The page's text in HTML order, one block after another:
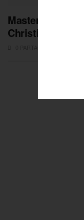
Masters de
Christian Fazzino